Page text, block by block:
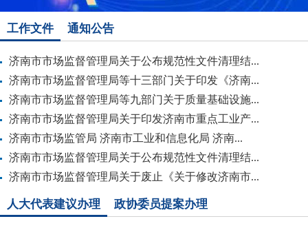
工作文件 通知公告
济南市市场监督管理局关于公布规范性文件清理结...
济南市市场监督管理局等十三部门关于印发《济南...
济南市市场监督管理局等九部门关于质量基础设施...
济南市市场监督管理局关于印发济南市重点工业产...
济南市市场监管局 济南市工业和信息化局 济南...
济南市市场监督管理局关于公布规范性文件清理结...
济南市市场监督管理局关于废止《关于修改济南市...
人大代表建议办理 政协委员提案办理